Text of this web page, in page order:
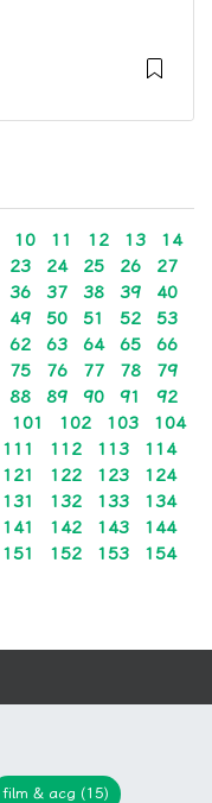
10 11 12 13
14
23 24 25 26
27
36 37 38 39
40
49 50 51 52
53
62 63 64 65
66
75 76 77 78
79
88 89 90 91
92
101 102 103
104
111 112 113
114
121 122 123
124
131 132 133
134
141 142 143
144
151 152 153
154
film & acg (15)